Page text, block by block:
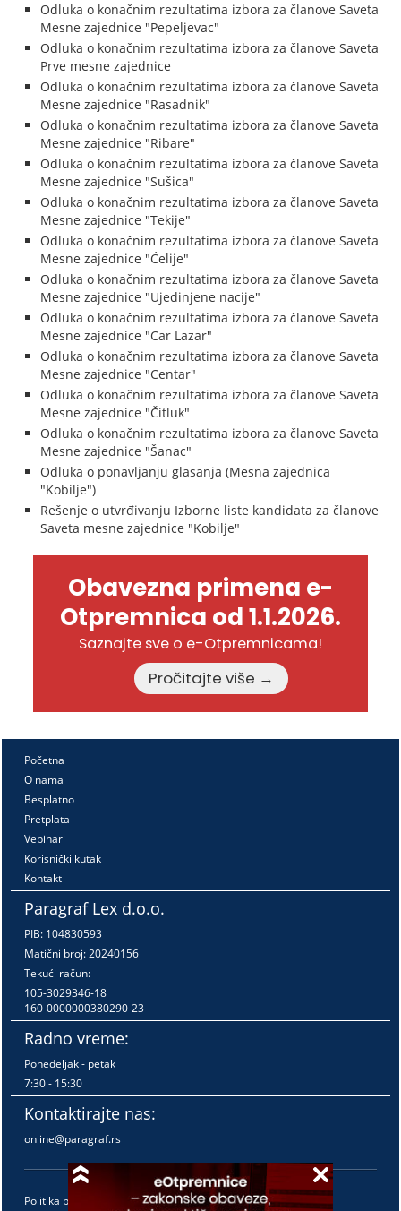
Odluka o konačnim rezultatima izbora za članove Saveta
Mesne zajednice "Pepeljevac"
Odluka o konačnim rezultatima izbora za članove Saveta
Prve mesne zajednice
Odluka o konačnim rezultatima izbora za članove Saveta
Mesne zajednice "Rasadnik"
Odluka o konačnim rezultatima izbora za članove Saveta
Mesne zajednice "Ribare"
Odluka o konačnim rezultatima izbora za članove Saveta
Mesne zajednice "Sušica"
Odluka o konačnim rezultatima izbora za članove Saveta
Mesne zajednice "Tekije"
Odluka o konačnim rezultatima izbora za članove Saveta
Mesne zajednice "Ćelije"
Odluka o konačnim rezultatima izbora za članove Saveta
Mesne zajednice "Ujedinjene nacije"
Odluka o konačnim rezultatima izbora za članove Saveta
Mesne zajednice "Car Lazar"
Odluka o konačnim rezultatima izbora za članove Saveta
Mesne zajednice "Centar"
Odluka o konačnim rezultatima izbora za članove Saveta
Mesne zajednice "Čitluk"
Odluka o konačnim rezultatima izbora za članove Saveta
Mesne zajednice "Šanac"
Odluka o ponavljanju glasanja (Mesna zajednica
"Kobilje")
Rešenje o utvrđivanju Izborne liste kandidata za članove
Saveta mesne zajednice "Kobilje"
Obavezna primena e-
Otpremnica od 1.1.2026.
Saznajte sve o e-Otpremnicama!
Pročitajte više →
Početna
O nama
Besplatno
Pretplata
Vebinari
Korisnički kutak
Kontakt
Paragraf Lex d.o.o.
PIB: 104830593
Matični broj: 20240156
Tekući račun:
105-3029346-18
160-0000000380290-23
Radno vreme:
Ponedeljak - petak
7:30 - 15:30
Kontaktirajte nas:
online@paragraf.rs
Politika privatnosti